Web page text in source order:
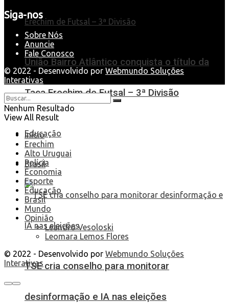
União Bairro Atlântico conquista o título da
Taça Erechim de Futsal – 3ª Divisão
Educação
Brasil
TSE cria conselho para monitorar
desinformação e IA nas eleições
Siga-nos
Sobre Nós
Anuncie
Fale Conosco
© 2022 - Desenvolvido por Webmundo Soluções
Interativas
Nenhum Resultado
View All Result
Início
Erechim
Alto Uruguai
Polícia
Economia
Esporte
Educação
Brasil
Mundo
Opinião
Leandro Vesoloski
Leomara Lemos Flores
© 2022 - Desenvolvido por Webmundo Soluções
Interativas